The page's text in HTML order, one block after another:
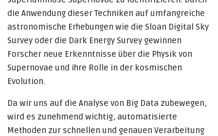
die Anwendung dieser Techniken auf umfangreiche
astronomische Erhebungen wie die Sloan Digital Sky
Survey oder die Dark Energy Survey gewinnen
Forscher neue Erkenntnisse über die Physik von
Supernovae und ihre Rolle in der kosmischen
Evolution.
Da wir uns auf die Analyse von Big Data zubewegen,
wird es zunehmend wichtig, automatisierte
Methoden zur schnellen und genauen Verarbeitung